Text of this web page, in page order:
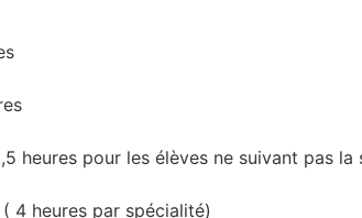
pour les élèves ne suivant pas la
par spécialité)